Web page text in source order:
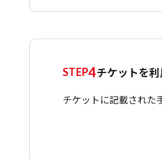
STEP4チケットを利
チケットに記載された